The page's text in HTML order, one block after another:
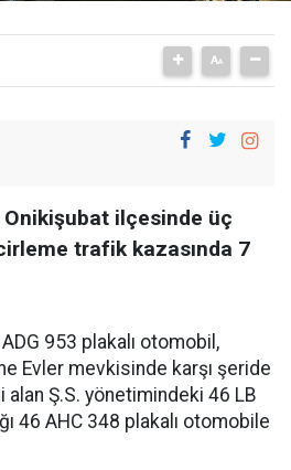
Onikişubat ilçesinde üç
trafik kazasında 7
953 plakalı otomobil,
Evler mevkisinde karşı şeride
Ş.S. yönetimindeki 46 LB
46 AHC 348 plakalı otomobile